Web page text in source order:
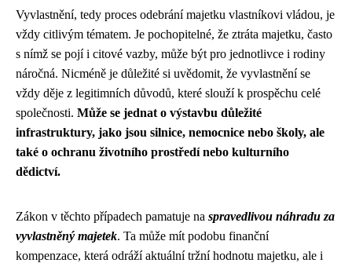
Vyvlastnění, tedy proces odebrání majetku vlastníkovi vládou, je
vždy citlivým tématem. Je pochopitelné, že ztráta majetku, často
s nímž se pojí i citové vazby, může být pro jednotlivce i rodiny
náročná. Nicméně je důležité si uvědomit, že vyvlastnění se
vždy děje z legitimních důvodů, které slouží k prospěchu celé
společnosti. Může se jednat o výstavbu důležité
infrastruktury, jako jsou silnice, nemocnice nebo školy, ale
také o ochranu životního prostředí nebo kulturního
dědictví.
Zákon v těchto případech pamatuje na spravedlivou náhradu za
vyvlastněný majetek. Ta může mít podobu finanční
kompenzace, která odráží aktuální tržní hodnotu majetku, ale i